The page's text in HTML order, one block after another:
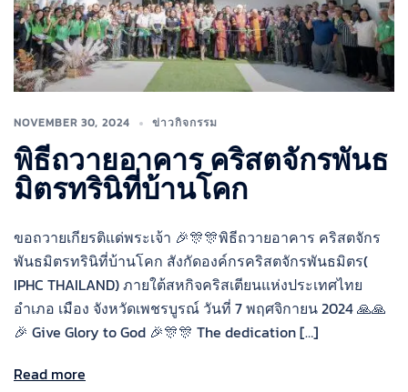
NOVEMBER 30, 2024 ข่าวกิจกรรม
พิธีถวายอาคาร คริสตจักรพันธ
มิตรทรินิที่บ้านโคก
ขอถวายเกียรติแด่พระเจ้า 🎉🎊🎊พิธีถวายอาคาร คริสตจักร
พันธมิตรทรินิที่บ้านโคก สังกัดองค์กรคริสตจักรพันธมิตร(
IPHC THAILAND) ภายใต้สหกิจคริสเตียนแห่งประเทศไทย
อำเภอ เมือง จังหวัดเพชรบูรณ์ วันที่ 7 พฤศจิกายน 2024 🙏🙏
🎉 Give Glory to God 🎉🎊🎊 The dedication […]
Read more